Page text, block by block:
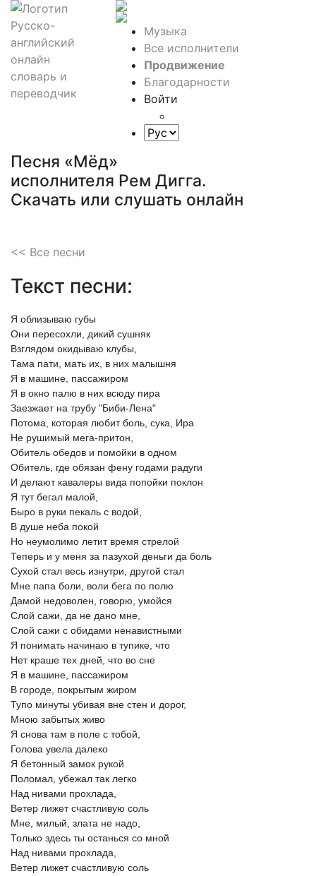
Музыка
Все исполнители
Продвижение
Благодарности
Войти
Песня «Мёд»
исполнителя Рем Дигга.
Скачать или слушать онлайн
<< Все песни
Текст песни:
Я облизываю губы
Они пересохли, дикий сушняк
Взглядом окидываю клубы,
Тама пати, мать их, в них малышня
Я в машине, пассажиром
Я в окно палю в них всюду пира
Заезжает на трубу "Биби-Лена"
Потома,
которая любит боль, сука,
Ира
Не рушимый мега-притон,
Обитель обедов и помойки в одном
Обитель, где обязан фену годами радуги
И делают кавалеры вида попойки поклон
Я тут бегал малой,
Быро в руки пекаль с водой,
В душе неба покой
Но неумолимо летит время стрелой
Теперь и у меня за пазухой деньги да боль
Сухой стал весь изнутри, другой стал
Мне папа боли, воли бега по полю
Дамой недоволен, говорю, умойся
Слой сажи, да не дано мне,
Слой сажи с обидами ненавистными
Я понимать начинаю в тупике, что
Нет краше тех дней, что во сне
Я в машине, пассажиром
В городе, покрытым жиром
Тупо минуты убивая вне стен и дорог,
Мною забытых живо
Я снова там в поле с тобой,
Голова увела далеко
Я бетонный замок рукой
Поломал, убежал так легко
Над нивами прохлада,
Ветер лижет счастливую соль
Мне, милый, злата не надо,
Только здесь ты останься со мной
Над нивами прохлада,
Ветер лижет счастливую соль